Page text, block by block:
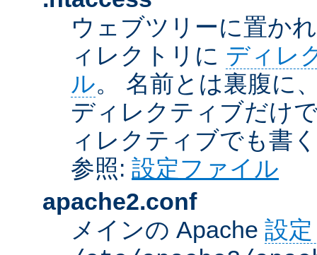
ウェブツリーに置か
ィレクトリに ディレ
ル。 名前とは裏腹に
ディレクティブだけ
ィレクティブでも書
参照: 設定ファイル
apache2.conf
メインの Apache 設